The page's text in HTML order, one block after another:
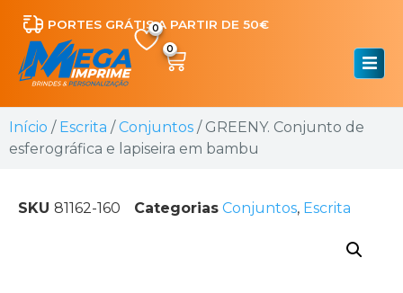
PORTES GRÁTIS A PARTIR DE 50€
0
Início / Escrita /Conjuntos / GREENY. Conjunto de
esferográfica e lapiseira em bambu
SKU 81162-160 Categorias Conjuntos, Escrita